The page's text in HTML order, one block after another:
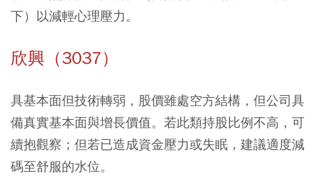
下）以減輕心理壓力。
欣興（3037）
具基本面但技術轉弱，股價雖處空方結構，但公司具
備真實基本面與增長價值。若此類持股比例不高，可
續抱觀察；但若已造成資金壓力或失眠，建議適度減
碼至舒服的水位。